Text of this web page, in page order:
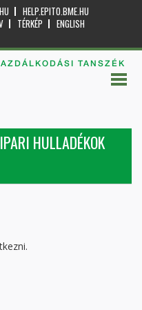
HELP.EPITO.BME.HU
TÉRKÉP
ENGLISH
TANSZÉK
HULLADÉKOK